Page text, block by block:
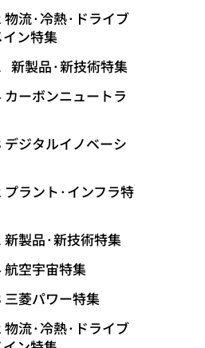
流·冷熱·ドライブ
ン特集
新製品·新技術特集
ーボンニュートラ
ジタルイノベーシ
ラント·インフラ特
製品·新技術特集
空宇宙特集
菱パワー特集
流·冷熱·ドライブ